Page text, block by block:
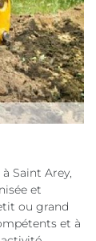
Saint Arey,
et
ou grand
et à